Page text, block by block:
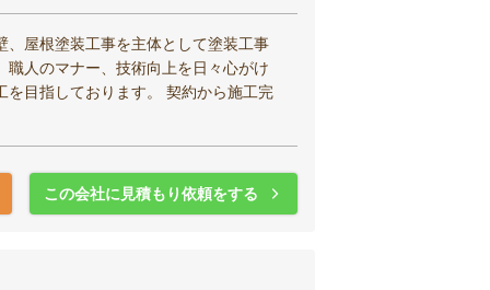
屋根塗装工事を主体として塗装工事
人のマナー、技術向上を日々心がけ
目指しております。 契約から施工完
この会社に見積もり依頼をする